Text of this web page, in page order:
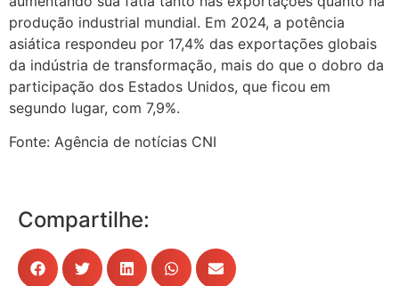
produção industrial mundial. Em 2024, a potência
asiática respondeu por 17,4% das exportações globais
da indústria de transformação, mais do que o dobro da
participação dos Estados Unidos, que ficou em
segundo lugar, com 7,9%.
Fonte: Agência de notícias CNI
Compartilhe: